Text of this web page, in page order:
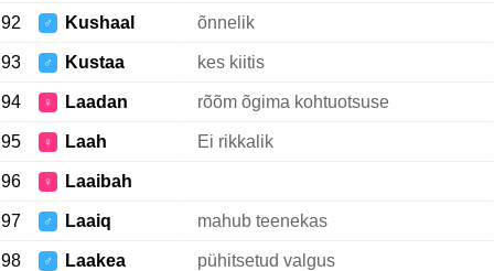
92 ♂ Kushaal õnnelik
93 ♂ Kustaa kes kiitis
94 ♀ Laadan rõõm õgima kohtuotsuse
95 ♀ Laah Ei rikkalik
96 ♀ Laaibah
97 ♂ Laaiq mahub teenekas
98 ♂ Laakea pühitsetud valgus